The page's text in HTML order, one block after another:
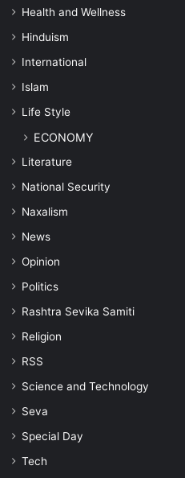
Health and Wellness
Hinduism
International
Islam
Life Style
ECONOMY
Literature
National Security
Naxalism
News
Opinion
Politics
Rashtra Sevika Samiti
Religion
RSS
Science and Technology
Seva
Special Day
Tech